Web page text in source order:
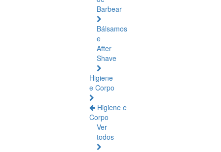
Barbear
Bálsamos
e
After
Shave
Higiene
e Corpo
Higiene e
Corpo
Ver
todos